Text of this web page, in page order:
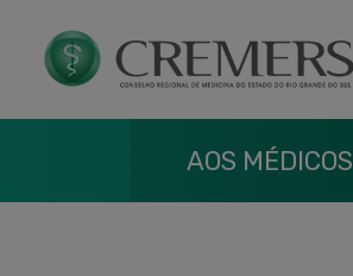
AOS MÉDICOS